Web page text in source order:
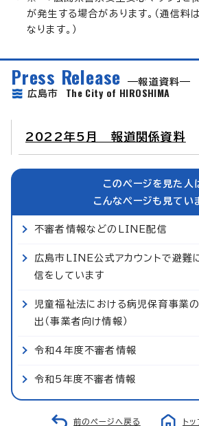
が発生する場合があります。（通信料
なります。）
Press Release
報道資料
広島市 The City of HIROSHIMA
2022年5月 報道関係資料
このページを見た人
こんなページも見てい
不審者情報などのLINE配信
広島市LINE公式アカウントで避難
信をしています
児童福祉法における病児保育事業
出（事業者向け情報）
令和4年度不審者情報
令和5年度不審者情報
前のページへ戻る ト